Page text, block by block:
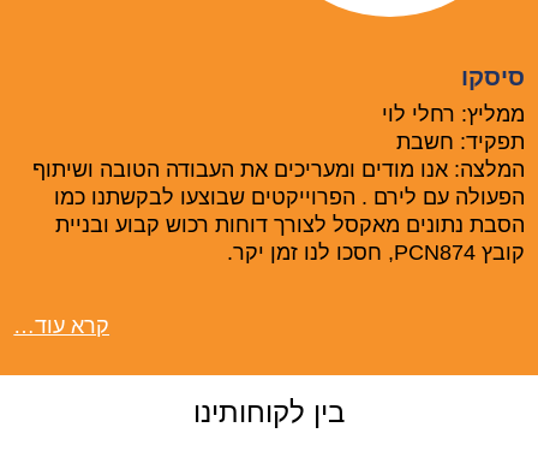
סיסקו
ממליץ: רחלי לוי
תפקיד: חשבת
המלצה: אנו מודים ומעריכים את העבודה הטובה ושיתוף
הפעולה עם לירם . הפרוייקטים שבוצעו לבקשתנו כמו
הסבת נתונים מאקסל לצורך דוחות רכוש קבוע ובניית
קובץ PCN874, חסכו לנו זמן יקר.
קרא עוד…
בין לקוחותינו